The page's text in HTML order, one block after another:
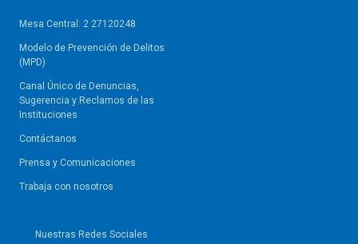
Mesa Central: 2 27120248
Modelo de Prevención de Delitos
(MPD)
Canal Único de Denuncias,
Sugerencia y Reclamos de las
Instituciones
Contáctanos
Prensa y Comunicaciones
Trabaja con nosotros
Nuestras Redes Sociales